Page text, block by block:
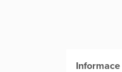
Informace